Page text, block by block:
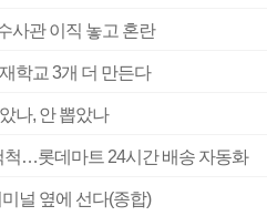
사관 이직 놓고 혼란
학교 3개 더 만든다
나, 안 뽑았나
척…롯데마트 24시간 배송 자동화
널 옆에 선다(종합)